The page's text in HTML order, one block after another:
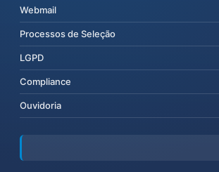
Webmail
Processos de Seleção
LGPD
Compliance
Ouvidoria